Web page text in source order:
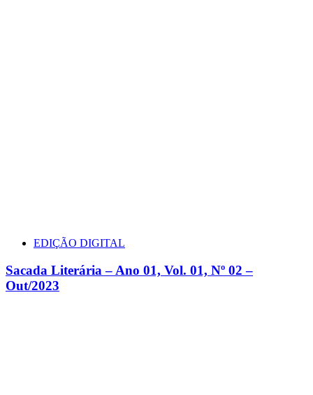
EDIÇÃO DIGITAL
Sacada Literária – Ano 01, Vol. 01, Nº 02 –
Out/2023